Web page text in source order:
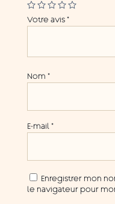
Votre avis *
Nom *
E-mail *
Enregistrer mon
le navigateur pour